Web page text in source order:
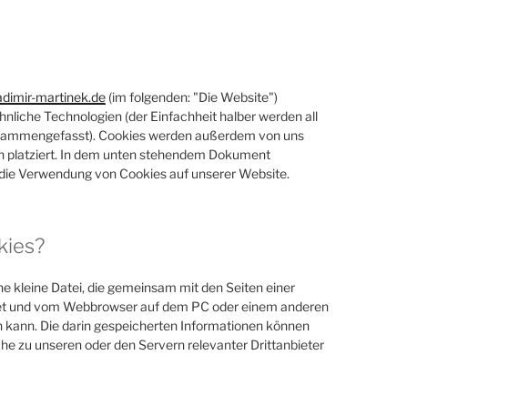
martinek.de(im folgenden: "Die Website")
Technologien (der Einfachheit halber werden all
Cookies werden außerdem von uns
platziert. In dem unten stehendem Dokument
Verwendung von Cookies auf unserer Website.
kleine Datei, die gemeinsam mit den Seiten einer
und vom Webbrowser auf dem PC oder einem anderen
kann. Die darin gespeicherten Informationen können
zu unseren oder den Servern relevanter Drittanbieter